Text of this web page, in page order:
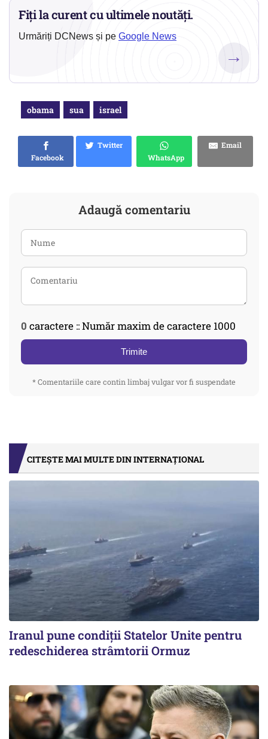
Fiți la curent cu ultimele noutăți.
Urmăriți DCNews și pe Google News
→
obama sua israel
Facebook
Twitter
WhatsApp
Email
Adaugă comentariu
0 caractere :: Număr maxim de caractere 1000
Trimite
* Comentariile care contin limbaj vulgar vor fi suspendate
CITEȘTE MAI MULTE DIN INTERNAȚIONAL
Iranul pune condiții Statelor Unite pentru
redeschiderea strâmtorii Ormuz